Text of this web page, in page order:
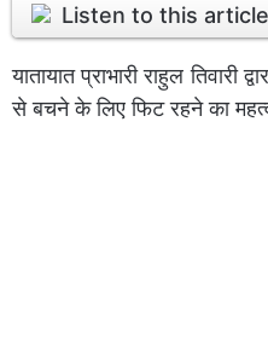
Listen to this article
यातायात प्राभारी राहुल तिवारी
से बचने के लिए फिट रहने का